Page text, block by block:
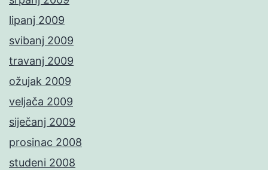
lipanj 2009
svibanj 2009
travanj 2009
ožujak 2009
veljača 2009
siječanj 2009
prosinac 2008
studeni 2008